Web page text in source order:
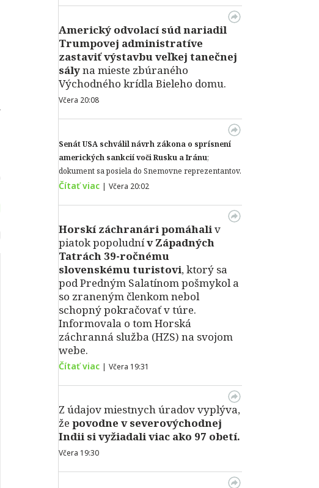
Americký odvolací súd nariadil
Trumpovej administratíve
zastaviť výstavbu veľkej tanečnej
sályna mieste zbúraného
Východného krídla Bieleho domu.
Včera 20:08
Senát USA schválil návrh zákona o sprísnení
amerických sankcií voči Rusku a Iránu;
dokument sa posiela do Snemovne reprezentantov.
Čítať viac | Včera 20:02
Horskí záchranári pomáhaliv
piatok popoludnív Západných
Tatrách 39-ročnému
slovenskému turistovi, ktorý sa
pod Predným Salatínom pošmykol a
so zraneným členkom nebol
schopný pokračovať v túre.
Informovala o tom Horská
záchranná služba (HZS) na svojom
webe.
Čítať viac | Včera 19:31
Z údajov miestnych úradov vyplýva,
že povodne v severovýchodnej
Indii si vyžiadali viac ako 97 obetí.
Včera 19:30